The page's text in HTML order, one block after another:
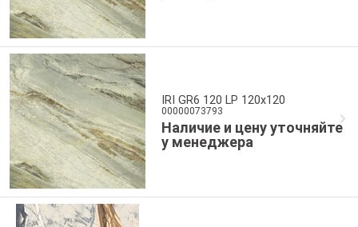
IRI GR6 120 LP 120x120
00000073793
Наличие и цену уточняйте
у менеджера